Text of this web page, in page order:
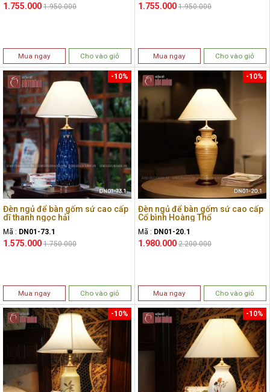
1.755.000 1.950.000
Mua ngay Cho vào giỏ
1.755.000 1.950.000
Mua ngay Cho vào giỏ
Đèn ngủ để bàn gốm sứ cao cấp
dĩ thanh ngọc hải
Mã : DN01-73.1
1.575.000
-10%
1.750.000
Mua ngay Cho vào giỏ
Đèn ngủ để bàn gốm sứ cao cấp
Cổ bình Hoàng Thổ
Mã : DN01-20.1
1.980.000
-10%
2.200.000
Mua ngay Cho vào giỏ
-10% -10%